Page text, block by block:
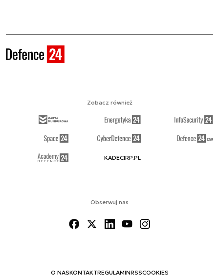
Obserwuj nas
O NASKONTAKTREGULAMINRSSCOOKIES
Zobacz również
KADECIRP.PL